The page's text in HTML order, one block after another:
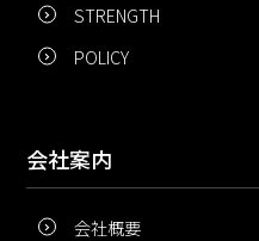
STRENGTH
POLICY
会社案内
会社概要